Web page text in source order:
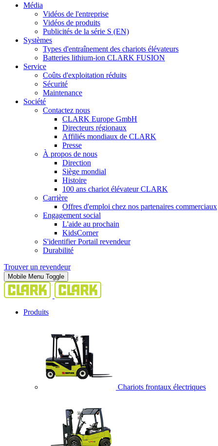
Média
Vidéos de l'entreprise
Vidéos de produits
Publicités de la série S (EN)
Systèmes
Types d'entraînement des chariots élévateurs
Batteries lithium-ion CLARK FUSION
Service
Coûts d'exploitation réduits
Sécurité
Maintenance
Société
Contactez nous
CLARK Europe GmbH
Directeurs régionaux
Affiliés mondiaux de CLARK
Presse
À propos de nous
Direction
Siège mondial
Histoire
100 ans chariot élévateur CLARK
Carrière
Offres d'emploi chez nos partenaires commerciaux
Engagement social
L'aide au prochain
KidsCorner
S'identifier Portail revendeur
Durabilité
Trouver un revendeur
Mobile Menu Toggle
Produits
Chariots frontaux électriques